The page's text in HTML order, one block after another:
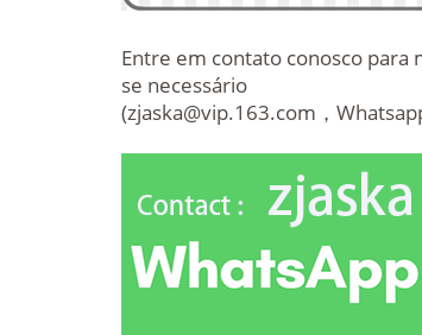
Entre em contato conosco para
se necessário
(zjaska@vip.163.com ，